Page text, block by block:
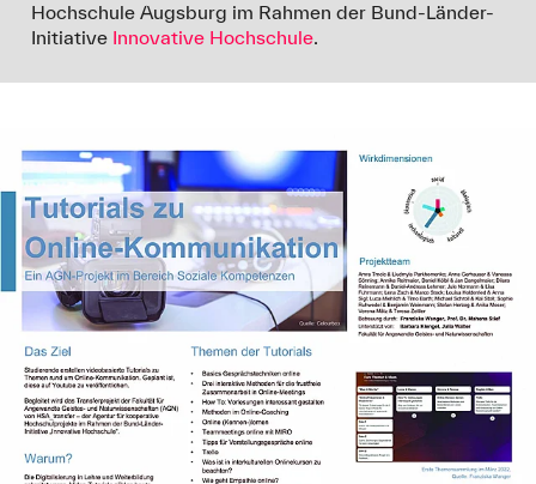
Hochschule Augsburg im Rahmen der Bund-Länder-
Initiative Innovative Hochschule.